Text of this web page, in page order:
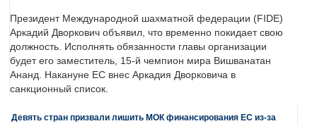
Президент Международной шахматной федерации (FIDE)
Аркадий Дворкович объявил, что временно покидает свою
должность. Исполнять обязанности главы организации
будет его заместитель, 15-й чемпион мира Вишванатан
Ананд. Накануне ЕС внес Аркадия Дворковича в
санкционный список.
Девять стран призвали лишить МОК финансирования ЕС из-за